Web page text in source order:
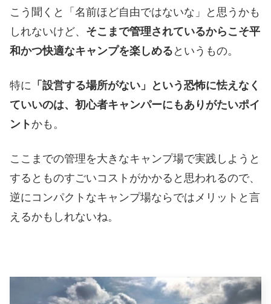
こう聞くと「名前ほど自由ではないな」と思うかも
しれないけど、 そこまで管理されているからこそ平
和かつ快適なキャンプを楽しめる というもの。
特に 「設営する場所がない」という恐怖に怯えなく
ていいのは、初心者キャンパーにもありがたいポイ
ント かも。
ここまでの管理を大きなキャンプ場で実践しようと
するとものすごいコストがかかると思われるので、
逆にコンパクトなキャンプ場ならではメリットと言
えるかもしれないね。